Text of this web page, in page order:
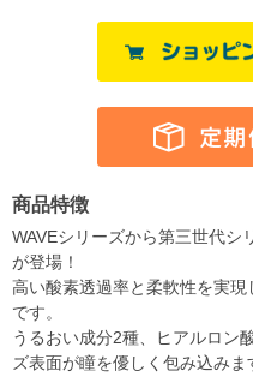
商品特徴
WAVEシリーズから第三世代シ
が登場！
高い酸素透過率と柔軟性を実
です。
うるおい成分2種、ヒアルロン
ズ表面が瞳を優しく包み込みま